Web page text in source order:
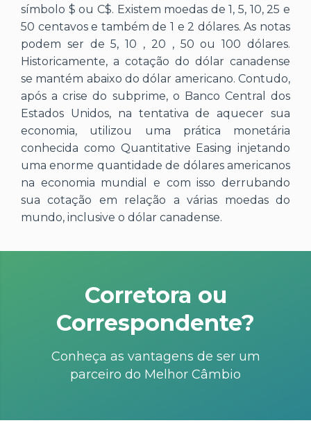
símbolo $ ou C$. Existem moedas de 1, 5, 10, 25 e
50 centavos e também de 1 e 2 dólares. As notas
podem ser de 5, 10 , 20 , 50 ou 100 dólares.
Historicamente, a cotação do dólar canadense
se mantém abaixo do dólar americano. Contudo,
após a crise do subprime, o Banco Central dos
Estados Unidos, na tentativa de aquecer sua
economia, utilizou uma prática monetária
conhecida como Quantitative Easing injetando
uma enorme quantidade de dólares americanos
na economia mundial e com isso derrubando
sua cotação em relação a várias moedas do
mundo, inclusive o dólar canadense.
Corretora ou
Correspondente?
Conheça as vantagens de ser um
parceiro do Melhor Câmbio